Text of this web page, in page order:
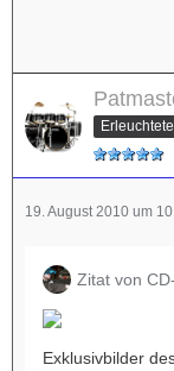
19. August 2010 um
Zitat von
Exklusivbilder